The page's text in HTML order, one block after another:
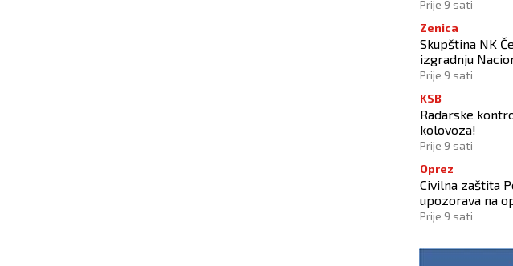
lige BiH
Prije 9 sati
Zenica
Skupština NK
izgradnju
stadiona
Prije 9 sati
KSB
Radarske
kolovoza!
Prije 9 sati
Oprez
Civilna zaštita
upozorava na
požara na
Prije 9 sati